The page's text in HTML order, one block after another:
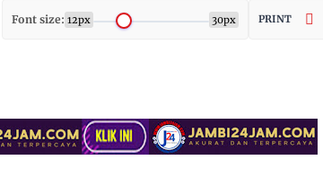
Font size: 12px 30px PRINT